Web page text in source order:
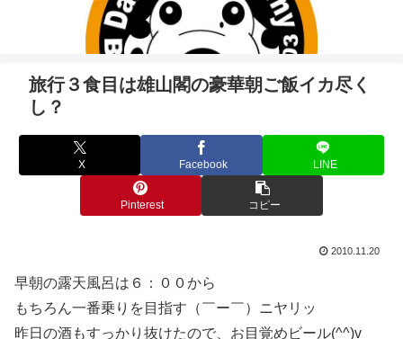
旅行３食目は雄山閣の豪華朝ご飯イカ尽く
し？
X Facebook LINE
Pinterest コピー
2010.11.20
早朝の露天風呂は６：００から
もちろん一番乗りを目指す（￣ー￣）ニヤリッ
昨日の酒もすっかり抜けたので、お目覚めビール(^^)v